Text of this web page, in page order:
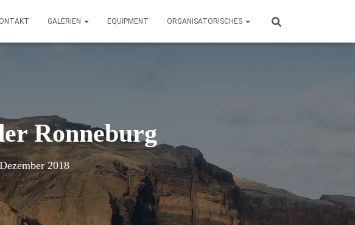
GALERIEN EQUIPMENT ORGANISATORISCHES
Ronneburg
2018